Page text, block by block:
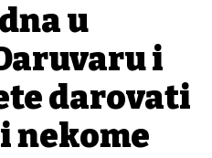
u
i
darovati
nekome